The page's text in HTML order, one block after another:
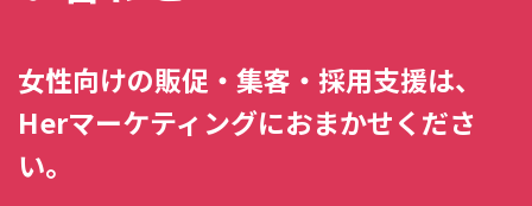
女性向けの販促・集客・採用支援は、
Herマーケティングにおまかせくださ
い。